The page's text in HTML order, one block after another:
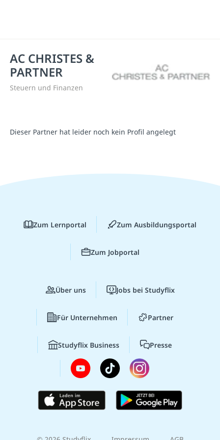
AC CHRISTES &
PARTNER
Steuern und Finanzen
Dieser Partner hat leider noch kein Profil angelegt
Zum Lernportal Zum Ausbildungsportal
Zum Jobportal
Über uns Jobs bei Studyflix
Für Unternehmen Partner
Studyflix Business Presse